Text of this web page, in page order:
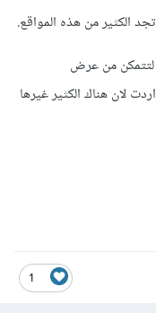
لتتمكن من عرض
لان هناك الكثير غيرها
1